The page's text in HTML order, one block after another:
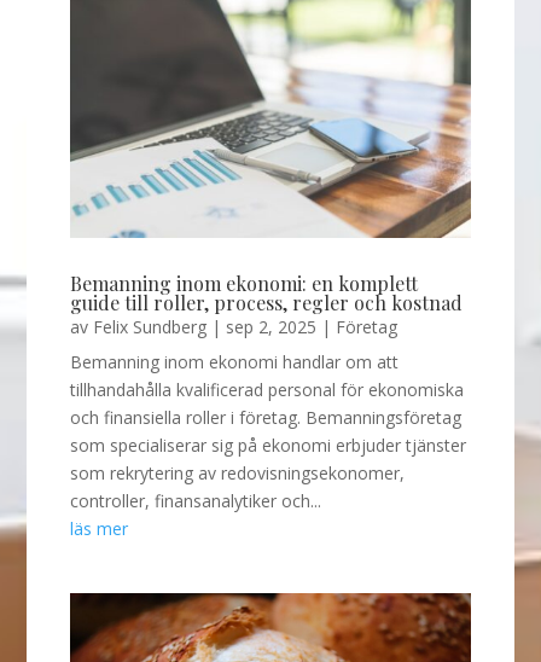
Bemanning inom ekonomi: en komplett
guide till roller, process, regler och kostnad
av Felix Sundberg | sep 2, 2025 | Företag
Bemanning inom ekonomi handlar om att
tillhandahålla kvalificerad personal för ekonomiska
och finansiella roller i företag. Bemanningsföretag
som specialiserar sig på ekonomi erbjuder tjänster
som rekrytering av redovisningsekonomer,
controller, finansanalytiker och...
läs mer